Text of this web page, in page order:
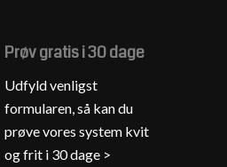
Prøv gratis i 30 dage
Udfyld venligst
formularen, så kan du
prøve vores system kvit
og frit i 30 dage >